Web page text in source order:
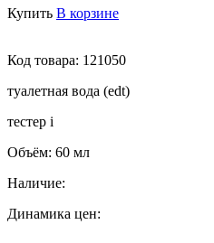
Купить В корзине
Код товара: 121050
туалетная вода (edt)
тестер i
Объём: 60 мл
Наличие:
Динамика цен: